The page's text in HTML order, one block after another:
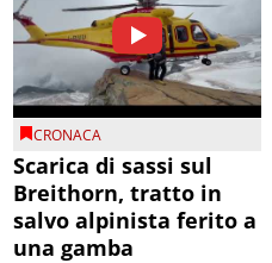
CRONACA
Scarica di sassi sul
Breithorn, tratto in
salvo alpinista ferito a
una gamba